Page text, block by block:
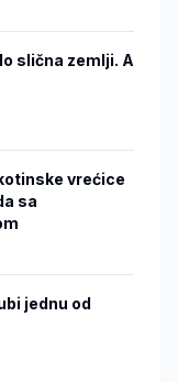
slična zemlji. A
vrećice
sa
jednu od